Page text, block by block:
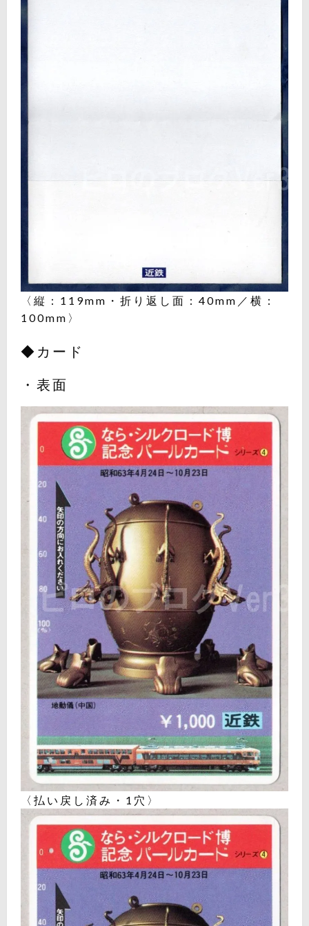
〈縦：119mm・折り返し面：40mm／横：
100mm〉
◆カード
・表面
〈払い戻し済み・1穴〉